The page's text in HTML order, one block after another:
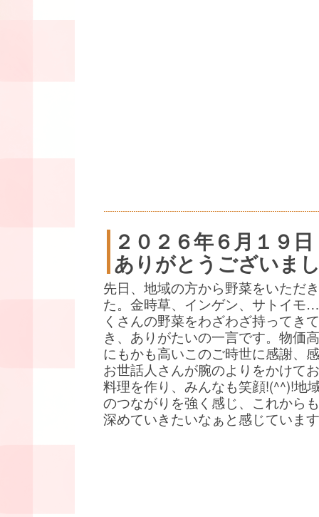
２０２６年６月１９日
ありがとうございま
先日、地域の方から野菜をいただ
た。金時草、インゲン、サトイモ
くさんの野菜をわざわざ持ってき
き、ありがたいの一言です。物価
にもかも高いこのご時世に感謝、
お世話人さんが腕のよりをかけて
料理を作り、みんなも笑顔!(^^)!地
のつながりを強く感じ、これから
深めていきたいなぁと感じていま